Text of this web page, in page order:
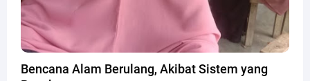
Bencana Alam Berulang, Akibat Sistem yang